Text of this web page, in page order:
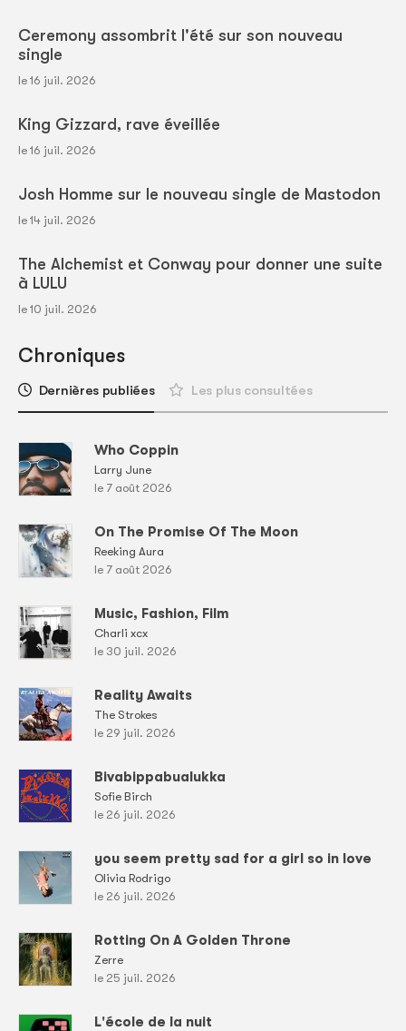
Ceremony assombrit l'été sur son nouveau
single
le 16 juil. 2026
King Gizzard, rave éveillée
le 16 juil. 2026
Josh Homme sur le nouveau single de Mastodon
le 14 juil. 2026
The Alchemist et Conway pour donner une suite
à LULU
le 10 juil. 2026
Chroniques
Dernières publiées Les plus consultées
Who Coppin
Larry June
le 7 août 2026
On The Promise Of The Moon
Reeking Aura
le 7 août 2026
Music, Fashion, Film
Charli xcx
le 30 juil. 2026
Reality Awaits
The Strokes
le 29 juil. 2026
Bivabippabualukka
Sofie Birch
le 26 juil. 2026
you seem pretty sad for a girl so in love
Olivia Rodrigo
le 26 juil. 2026
Rotting On A Golden Throne
Zerre
le 25 juil. 2026
L'école de la nuit